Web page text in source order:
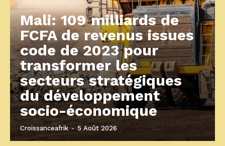
Mali: 109 milliards de
FCFA de revenus issues
code de 2023 pour
transformer les
secteurs stratégiques
du développement
socio-économique
Croissanceafrik - 5 Août 2026